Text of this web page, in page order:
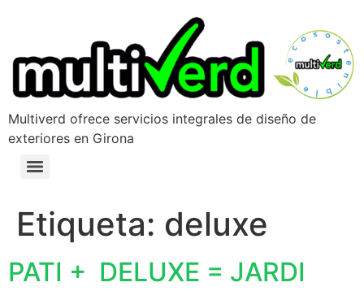
Multiverd ofrece servicios integrales de diseño de
exteriores en Girona
Etiqueta: deluxe
PATI + DELUXE = JARDI